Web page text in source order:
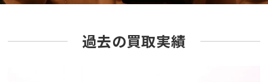
過去の買取実績